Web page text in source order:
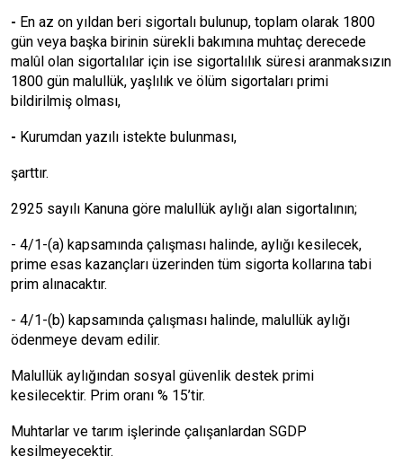
- En az on yıldan beri sigortalı bulunup, toplam olarak 1800
gün veya başka birinin sürekli bakımına muhtaç derecede
malûl olan sigortalılar için ise sigortalılık süresi aranmaksızın
1800 gün malullük, yaşlılık ve ölüm sigortaları primi
bildirilmiş olması,
- Kurumdan yazılı istekte bulunması,
şarttır.
2925 sayılı Kanuna göre malullük aylığı alan sigortalının;
- 4/1-(a) kapsamında çalışması halinde, aylığı kesilecek,
prime esas kazançları üzerinden tüm sigorta kollarına tabi
prim alınacaktır.
- 4/1-(b) kapsamında çalışması halinde, malullük aylığı
ödenmeye devam edilir.
Malullük aylığından sosyal güvenlik destek primi
kesilecektir. Prim oranı % 15’tir.
Muhtarlar ve tarım işlerinde çalışanlardan SGDP
kesilmeyecektir.